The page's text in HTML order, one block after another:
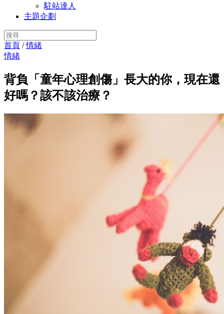
駐站達人
主題企劃
首頁 /情緒
情緒
背負「童年心理創傷」長大的你，現在還
好嗎？該不該治療？